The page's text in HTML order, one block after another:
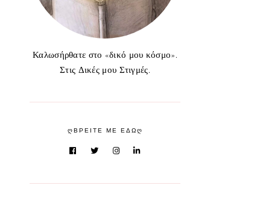
Καλωσήρθατε στο «δικό μου κόσμο».
Στις Δικές μου Στιγμές.
ᲦΒΡΕΙΤΕ ΜΕ ΕΔΩᲦ